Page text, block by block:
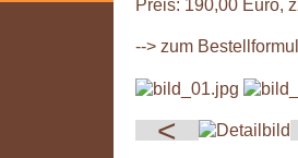
Preis: 190,00 Euro,
--> zum
<